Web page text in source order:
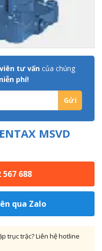
tư vấn của chúng
phí!
MSVD
688
qua Zalo
trục trặc? Liên hệ hotline